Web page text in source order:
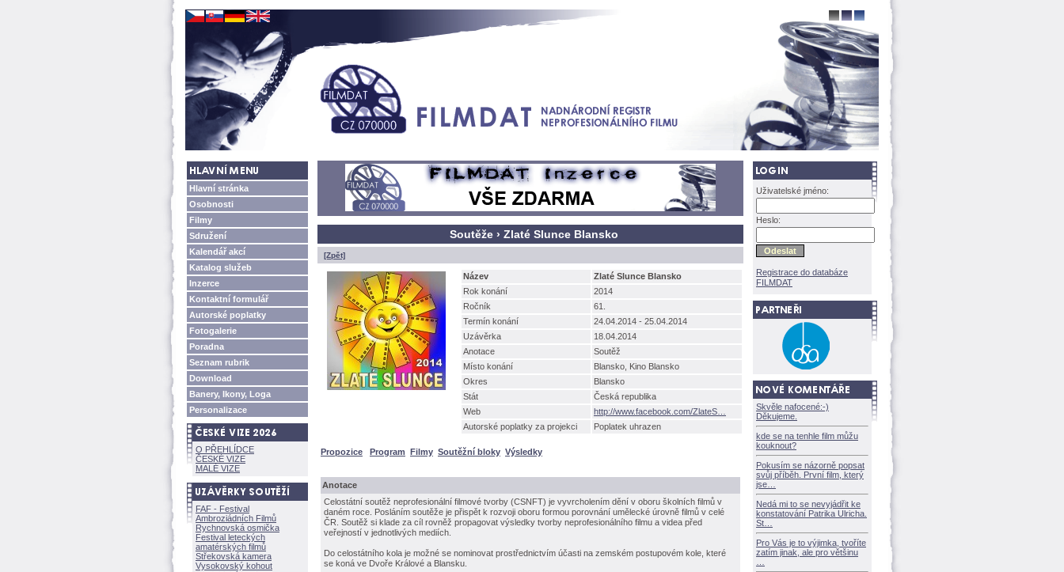
Hlavní stránka
Osobnosti
Filmy
Sdružení
Kalendář akcí
Katalog služeb
Inzerce
Kontaktní formulář
Autorské poplatky
Fotogalerie
Poradna
Seznam rubrik
Download
Banery, Ikony, Loga
Personalizace
O PŘEHLÍDCE
ČESKÉ VIZE
MALÉ VIZE
FAF - Festival
Ambroziádních Filmů
Rychnovská osmička
Festival leteckých
amatérských filmů
Střekovská kamera
Vysokovský kohout
Soutěže › Zlaté Slunce Blansko
[Zpět]
Název
Zlaté Slunce Blansko
Rok konání
2014
Ročník
61.
Termín konání
24.04.2014 - 25.04.2014
Uzávěrka
18.04.2014
Anotace
Soutěž
Místo konání
Blansko, Kino Blansko
Okres
Blansko
Stát
Česká republika
Web
http://www.facebook.com/ZlateS
Autorské poplatky za projekci
Poplatek uhrazen
Propozice Program Filmy Soutěžní bloky Výsledky
Anotace
Celostátní soutěž neprofesionální filmové tvorby (CSNFT) je vyvrcholením dění v oboru školních filmů v
daném roce. Posláním soutěže je přispět k rozvoji oboru formou porovnání umělecké úrovně filmů v celé
ČR. Soutěž si klade za cíl rovněž propagovat výsledky tvorby neprofesionálního filmu a videa před
veřejností v jednotlivých mediích.
Do celostátního kola je možné se nominovat prostřednictvím účasti na zemském postupovém kole, které
se koná ve Dvoře Králové a Blansku.
Uživatelské jméno:
Heslo:
Registrace do databáze
FILMDAT
Skvěle nafocené:-)
Děkujeme.
kde se na tenhle film můžu
kouknout?
Pokusím se názorně popsat
svůj příběh. První film, který
jse
Nedá mi to se nevyjádřit ke
konstatování Patrika Ulricha.
St
Pro Vás je to výjimka, tvoříte
zatím jinak, ale pro většinu